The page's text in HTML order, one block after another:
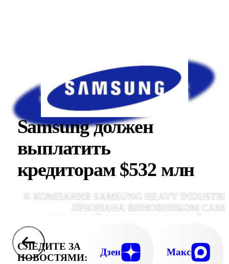
Samsung должен
выплатить
кредиторам $532 млн
© КОМПАНИЯ SAMSUNG HEAVY
ПРИЗНАНА ВИНОВНИКОМ
СЕРЬЕЗНОЙ В ИСТОРИИ ЮЖНОЙ
СЛЕДИТЕ ЗА
НОВОСТЯМИ:
Дзен Макс